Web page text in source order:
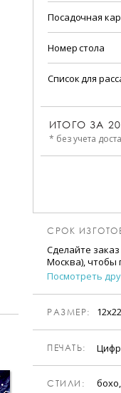
Посадочная
Номер стола
Список для
ИТОГО ЗА 20
* без учета
СРОК
Сделайте
Москва), чтобы
Посмотреть
РАЗМЕР:
ПЕЧАТЬ:
CТИЛИ: